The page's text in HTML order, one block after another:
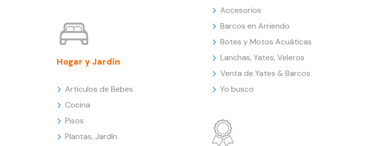
Hogar y Jardín
Artículos de Bebes
Cocina
Pisos
Plantas, Jardín
Accesorios
Barcos en Arriendo
Botes y Motos Acuáticas
Lanchas, Yates, Veleros
Venta de Yates & Barcos
Yo busco